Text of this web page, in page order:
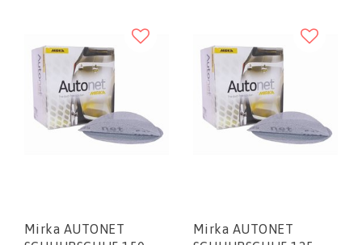
Mirka AUTONET
Mirka AUTONET